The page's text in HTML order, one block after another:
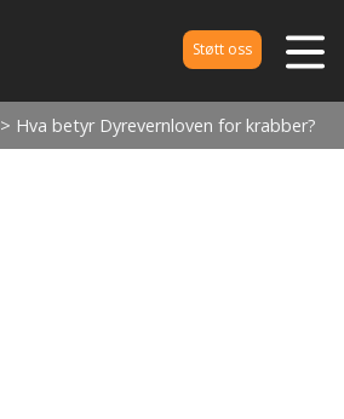
Støtt oss
> Hva betyr Dyrevernloven for krabber?